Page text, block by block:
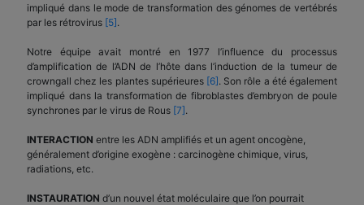
impliqué dans le mode de transformation des génomes de vertébrés
par les rétrovirus [5].
Notre équipe avait montré en 1977 l’influence du processus
d’amplification de l’ADN de l’hôte dans l’induction de la tumeur de
crowngall chez les plantes supérieures [6]. Son rôle a été également
impliqué dans la transformation de fibroblastes d’embryon de poule
synchrones par le virus de Rous [7].
INTERACTION entre les ADN amplifiés et un agent oncogène,
généralement d’origine exogène : carcinogène chimique, virus,
radiations, etc.
INSTAURATION d’un nouvel état moléculaire que l’on pourrait